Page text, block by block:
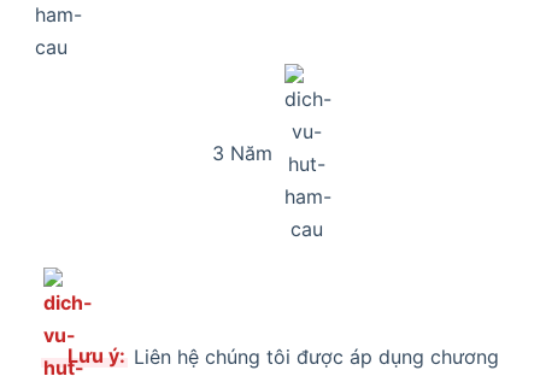
3 Năm
Lưu ý: Liên hệ chúng tôi được áp dụng chương